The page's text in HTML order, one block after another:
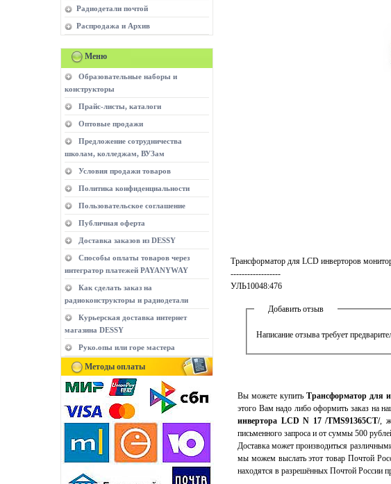
Радиодетали почтой
Распродажа и Архив
Меню
Образовательные наборы и
конструкторы
Прайс-листы, каталоги
Оптовые продажи
Предложение сотрудничества
школам, колледжам, ВУЗам
Условия продажи товаров
Политика конфиденциальности
Пользовательское соглашение
Публичная оферта
Доставка заказов из DESSY
Способы оплаты товаров через
интегратор платежей PAYANYWAY
Как сделать заказ на
радиоконструкторы и радиодетали
Курьерская доставка интернет
магазина DESSY
Руко.опы или горе мастера
Методы оплаты
Трансформатор для LCD инверторов
------------------
УЛЬ10048:476
Добавить отзыв
Написание отзыва требует
Вы можете купить Трансформатор для
этого Вам надо либо оформить заказ на
инвертора LCD N 17 /TMS91365CT/,
письменного запроса и от суммы 500
Доставка может производиться
мы можем выслать этот товар Почтой
находятся в разрешённых Почтой России